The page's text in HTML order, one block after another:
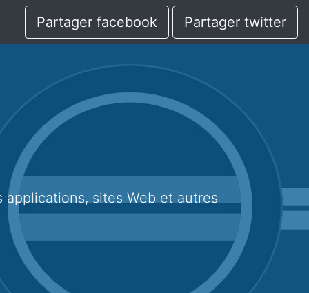
Partager facebook Partager twitter